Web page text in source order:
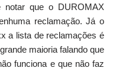
notar que o DUROMAX
reclamação. Já o
a lista de reclamações é
maioria falando que
funciona e que não faz